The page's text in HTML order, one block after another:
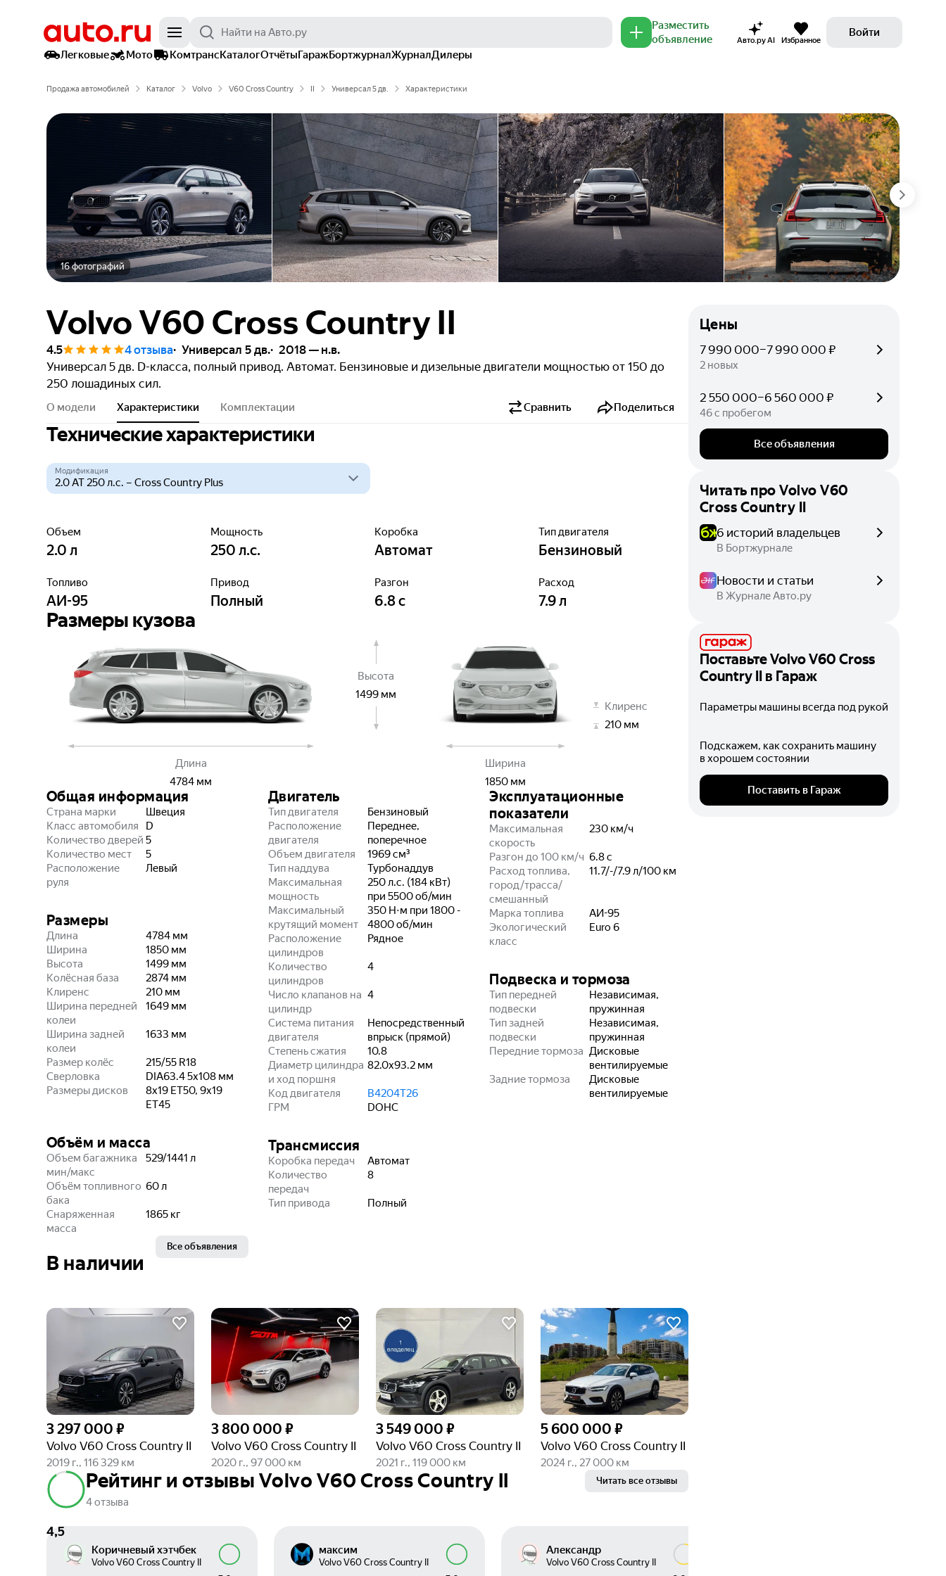
Разместить
объявление
Авто.ру AI Избранное
Войти
Легковые
Мото КомтрансКаталогОтчётыГаражБортжурналЖурналДилеры
Продажа автомобилей Каталог Volvo V60 Cross Country II Универсал 5 дв. Характеристики
16 фотографий
Volvo V60 Cross Country II
4.5 4 отзыва Универсал 5 дв. 2018 — н.в.
Универсал 5 дв. D-класса, полный привод. Автомат. Бензиновые и дизельные двигатели мощностью от 150 до
250 лошадиных сил.
О модели Характеристики Комплектации Сравнить Поделиться
Технические характеристики
Модификация
Объем
2.0 л
Мощность
250 л.с.
Коробка
Автомат
Тип двигателя
Бензиновый
Топливо
АИ-95
Привод
Полный
Разгон
6.8с
Расход
7.9л
Размеры кузова
Высота
1499 мм
Клиренс
210 мм
Длина
4784 мм
Ширина
1850 мм
Общая информация
Страна марки
Швеция
Класс автомобиля
D
Количество дверей 5
Количество мест
5
Расположение
руля
Левый
Размеры
Длина 4784 мм
Ширина
1850 мм
Высота
1499 мм
Колёсная база
2874 мм
Клиренс
210 мм
Ширина передней
колеи
1649 мм
Ширина задней
колеи
1633 мм
Размер колёс
215/55 R18
Сверловка
DIA63.4 5x108 мм
Размеры дисков
8x19 ET50, 9x19
ET45
Объём и масса
Объем багажника
мин/макс
529/1441 л
Объём топливного
бака
60л
Снаряженная
масса
1865 кг
Двигатель
Тип двигателя
Бензиновый
Расположение
двигателя
Переднее,
поперечное
Объем двигателя
1969см³
Тип наддува
Турбонаддув
Максимальная
мощность
250 л.с. (184 кВт)
при 5500 об/мин
Максимальный
крутящий момент
350 Н⋅м при 1800 -
4800 об/мин
Расположение
цилиндров
Рядное
Количество
цилиндров
4
Число клапанов на
цилиндр
4
Система питания
двигателя
Непосредственный
впрыск (прямой)
Степень сжатия
10.8
Диаметр цилиндра
и ход поршня
82.0x93.2 мм
Код двигателя
B4204T26
ГРМ
DOHC
Трансмиссия
Коробка передач
Автомат
Количество
передач
8
Тип привода Полный
Эксплуатационные
показатели
Максимальная
скорость
230 км/ч
Разгон до 100 км/ч 6.8с
Расход топлива,
город/трасса/
смешанный
11.7/-/7.9л/100 км
Марка топлива
АИ-95
Экологический
класс
Euro 6
Подвеска и тормоза
Тип передней
подвески
Независимая,
пружинная
Тип задней
подвески
Независимая,
пружинная
Передние тормоза Дисковые
вентилируемые
Задние тормоза
Дисковые
вентилируемые
В наличии
Все объявления
3 297 000 ₽
Volvo V60 Cross Country II
2019 г., 116 329 км
3 800 000 ₽
Volvo V60 Cross Country II
2020 г., 97 000 км
3 549 000 ₽
Volvo V60 Cross Country II
2021 г., 119 000 км
5 600 000 ₽
Volvo V60 Cross Country II
2024 г., 27 000 км
4,5
Рейтинг и отзывы Volvo V60 Cross Country II
4 отзыва
Читать все отзывы
Коричневый хэтчбек
Volvo V60 Cross Country II
максим
Volvo V60 Cross Country II
Александр
Volvo V60 Cross Country II
Цены
7 990 000–7 990 000 ₽
2 новых
2 550 000–6 560 000 ₽
46 с пробегом
Все объявления
Читать проVolvo V60
Cross Country II
6 историй владельцев
В Бортжурнале
Новости и статьи
В Журнале Авто.ру
ПоставьтеVolvo V60 Cross
Country II в Гараж
Параметры машины всегда под рукой
Подскажем, как сохранить машину
в хорошем состоянии
Поставить в Гараж